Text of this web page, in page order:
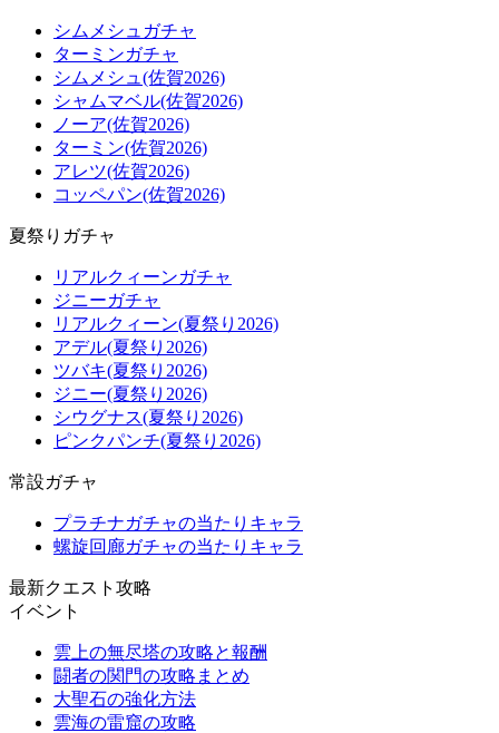
シムメシュガチャ
ターミンガチャ
シムメシュ(佐賀2026)
シャムマベル(佐賀2026)
ノーア(佐賀2026)
ターミン(佐賀2026)
アレツ(佐賀2026)
コッペパン(佐賀2026)
夏祭りガチャ
リアルクィーンガチャ
ジニーガチャ
リアルクィーン(夏祭り2026)
アデル(夏祭り2026)
ツバキ(夏祭り2026)
ジニー(夏祭り2026)
シウグナス(夏祭り2026)
ピンクパンチ(夏祭り2026)
常設ガチャ
プラチナガチャの当たりキャラ
螺旋回廊ガチャの当たりキャラ
最新クエスト攻略
イベント
雲上の無尽塔の攻略と報酬
闘者の関門の攻略まとめ
大聖石の強化方法
雲海の雷窟の攻略